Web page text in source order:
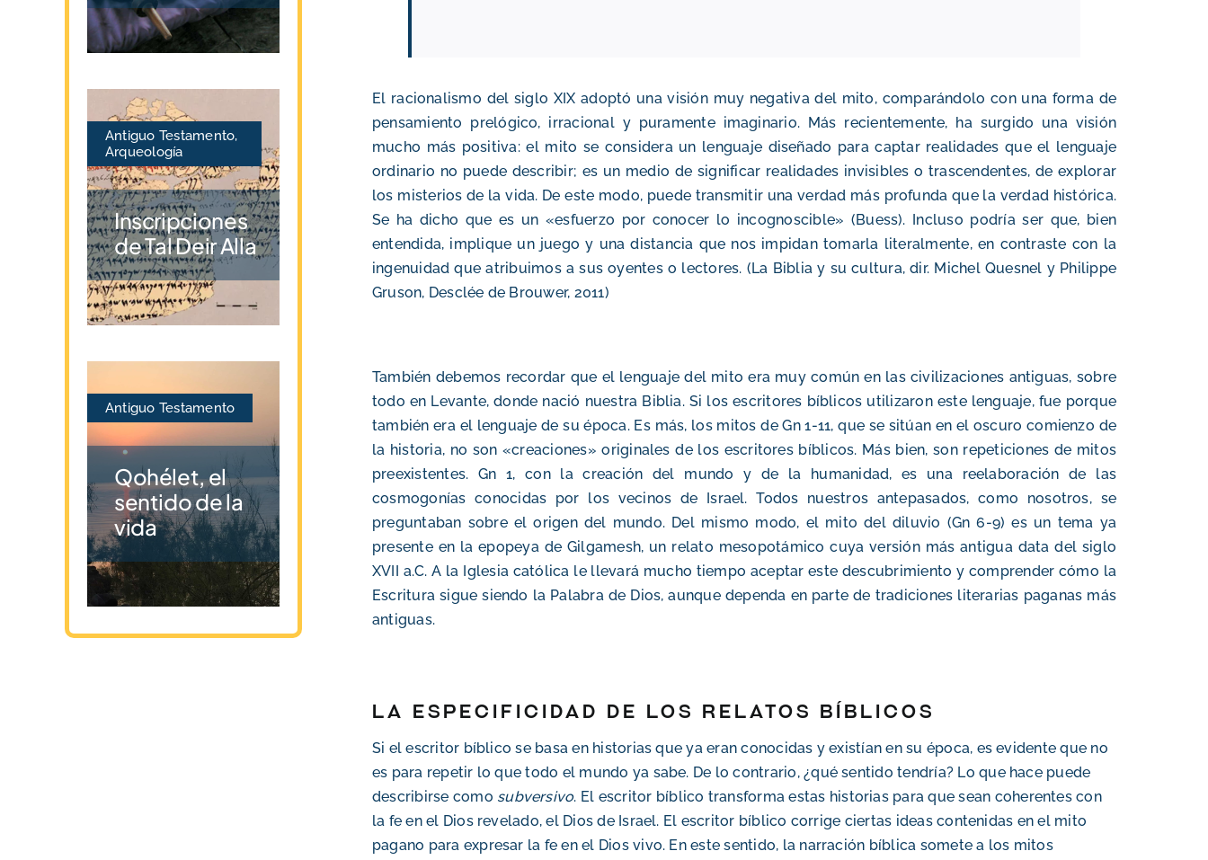
Antiguo Testamento,
Arqueología
Inscripciones
de Tal Deir Alla
Antiguo Testamento
Qohélet, el
sentido de la
vida
El racionalismo del siglo XIX adoptó una visión muy negativa del mito, comparándolo con una forma de
pensamiento prelógico, irracional y puramente imaginario. Más recientemente, ha surgido una visión
mucho más positiva: el mito se considera un lenguaje diseñado para captar realidades que el lenguaje
ordinario no puede describir; es un medio de significar realidades invisibles o trascendentes, de explorar
los misterios de la vida. De este modo, puede transmitir una verdad más profunda que la verdad histórica.
Se ha dicho que es un «esfuerzo por conocer lo incognoscible» (Buess). Incluso podría ser que, bien
entendida, implique un juego y una distancia que nos impidan tomarla literalmente, en contraste con la
ingenuidad que atribuimos a sus oyentes o lectores. (La Biblia y su cultura, dir. Michel Quesnel y Philippe
Gruson, Desclée de Brouwer, 2011)
También debemos recordar que el lenguaje del mito era muy común en las civilizaciones antiguas, sobre
todo en Levante, donde nació nuestra Biblia. Si los escritores bíblicos utilizaron este lenguaje, fue porque
también era el lenguaje de su época. Es más, los mitos de Gn 1-11, que se sitúan en el oscuro comienzo de
la historia, no son «creaciones» originales de los escritores bíblicos. Más bien, son repeticiones de mitos
preexistentes. Gn 1, con la creación del mundo y de la humanidad, es una reelaboración de las
cosmogonías conocidas por los vecinos de Israel. Todos nuestros antepasados, como nosotros, se
preguntaban sobre el origen del mundo. Del mismo modo, el mito del diluvio (Gn 6-9) es un tema ya
presente en la epopeya de Gilgamesh, un relato mesopotámico cuya versión más antigua data del siglo
XVII a.C. A la Iglesia católica le llevará mucho tiempo aceptar este descubrimiento y comprender cómo la
Escritura sigue siendo la Palabra de Dios, aunque dependa en parte de tradiciones literarias paganas más
antiguas.
La especificidad de los relatos bíblicos
Si el escritor bíblico se basa en historias que ya eran conocidas y existían en su época, es evidente que no
es para repetir lo que todo el mundo ya sabe. De lo contrario, ¿qué sentido tendría? Lo que hace puede
describirse como subversivo. El escritor bíblico transforma estas historias para que sean coherentes con
la fe en el Dios revelado, el Dios de Israel. El escritor bíblico corrige ciertas ideas contenidas en el mito
pagano para expresar la fe en el Dios vivo. En este sentido, la narración bíblica somete a los mitos